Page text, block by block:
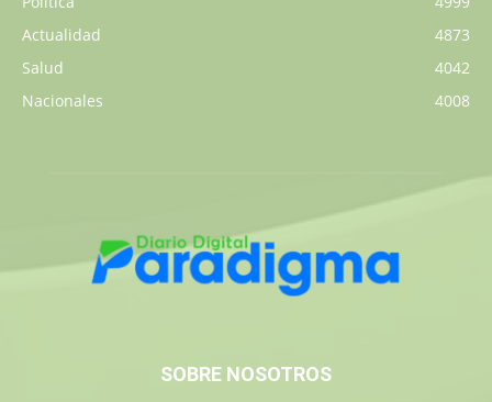
Actualidad
4873
Salud
4042
Nacionales
4008
SOBRE NOSOTROS